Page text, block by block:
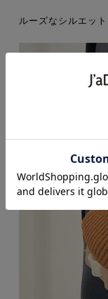
ルーズなシルエッ